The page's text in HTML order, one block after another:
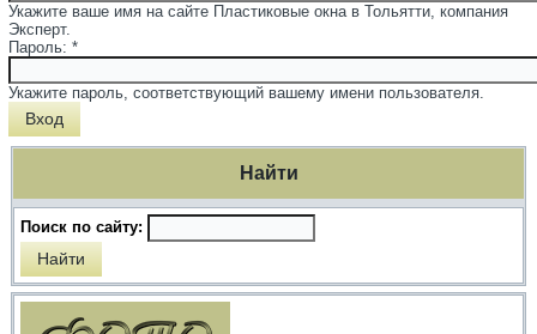
Укажите ваше имя на сайте Пластиковые окна в Тольятти, компания
Эксперт.
Пароль:*
Укажите пароль, соответствующий вашему имени пользователя.
Найти
Поиск по сайту: